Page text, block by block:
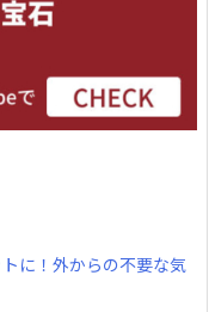
に！外からの不要な気